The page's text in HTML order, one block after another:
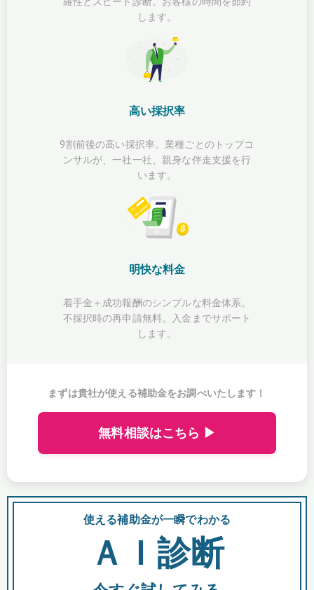
します。
高い採択率
9割前後の高い採択率。業種ごとのトップコ
ンサルが、一社一社、親身な伴走支援を行
います。
明快な料金
着手金＋成功報酬のシンプルな料金体系。
不採択時の再申請無料。入金までサポート
します。
まずは貴社が使える補助金をお調べいたします！
無料相談はこちら ▶
使える補助金が一瞬でわかる
ＡＩ診断